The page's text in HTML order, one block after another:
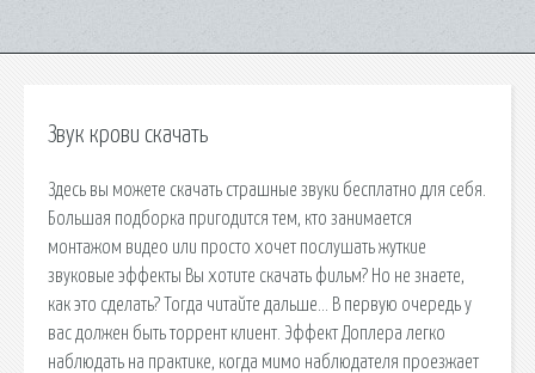
Звук крови скачать
Здесь вы можете скачать страшные звуки бесплатно для себя.
Большая подборка пригодится тем, кто занимается
монтажом видео или просто хочет послушать жуткие
звуковые эффекты Вы хотите скачать фильм? Но не знаете,
как это сделать? Тогда читайте дальше… В первую очередь у
вас должен быть торрент клиент. Эффект Доплера легко
наблюдать на практике, когда мимо наблюдателя проезжает